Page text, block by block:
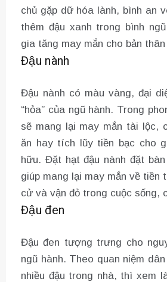
chủ gặp dữ hóa lành, bình an
thêm đậu xanh trong bình
gia tăng may mắn cho bản
Đậu nành
Đậu nành có màu vàng, đại
“hỏa” của ngũ hành. Trong
sẽ mang lại may mắn tài lộc,
ăn hay tích lũy tiền bạc cho
hữu. Đặt hạt đậu nành đặt
giúp mang lại may mắn về tiền
cử và vận đỏ trong cuộc sống,
Đậu đen
Đậu đen tượng trưng cho
ngũ hành. Theo quan niệm
nhiều đậu trong nhà, thì xem